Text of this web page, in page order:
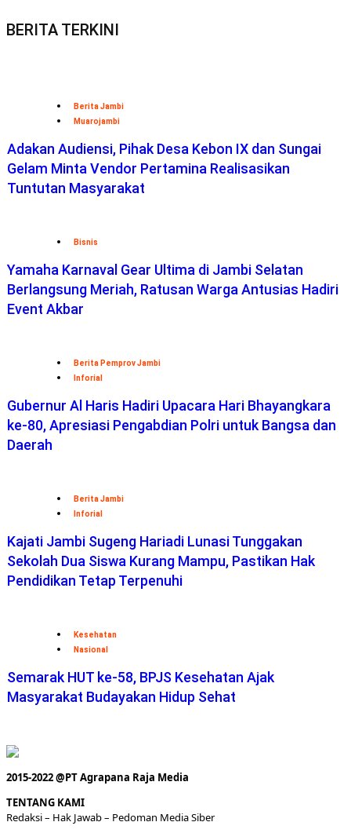
BERITA TERKINI
Berita Jambi
Muarojambi
Adakan Audiensi, Pihak Desa Kebon IX dan Sungai
Gelam Minta Vendor Pertamina Realisasikan
Tuntutan Masyarakat
Bisnis
Yamaha Karnaval Gear Ultima di Jambi Selatan
Berlangsung Meriah, Ratusan Warga Antusias Hadiri
Event Akbar
Berita Pemprov Jambi
Inforial
Gubernur Al Haris Hadiri Upacara Hari Bhayangkara
ke-80, Apresiasi Pengabdian Polri untuk Bangsa dan
Daerah
Berita Jambi
Inforial
Kajati Jambi Sugeng Hariadi Lunasi Tunggakan
Sekolah Dua Siswa Kurang Mampu, Pastikan Hak
Pendidikan Tetap Terpenuhi
Kesehatan
Nasional
Semarak HUT ke-58, BPJS Kesehatan Ajak
Masyarakat Budayakan Hidup Sehat
2015-2022 @PT Agrapana Raja Media
TENTANG KAMI
Redaksi– Hak Jawab – Pedoman Media Siber